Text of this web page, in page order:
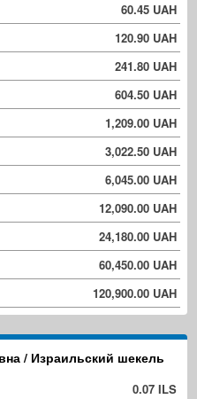
60.45 UAH
120.90 UAH
241.80 UAH
604.50 UAH
1,209.00 UAH
3,022.50 UAH
6,045.00 UAH
12,090.00 UAH
24,180.00 UAH
60,450.00 UAH
120,900.00 UAH
/ Израильский шекель
0.07 ILS